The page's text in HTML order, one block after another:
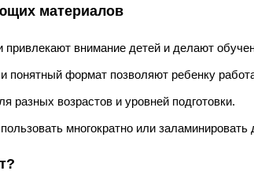
материалов
внимание детей и делают
понятный формат позволяют ребенку
разных возрастов и уровней подготовки.
многократно или заламинировать